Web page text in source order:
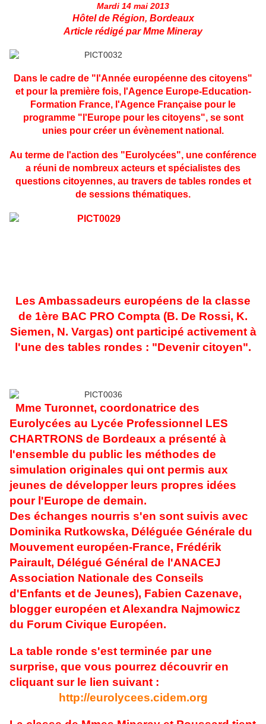
Mardi 14 mai 2013
Hôtel de Région, Bordeaux
Article rédigé par Mme Mineray
Dans le cadre de "l'Année européenne des citoyens"
et pour la première fois, l'Agence Europe-Education-
Formation France, l'Agence Française pour le
programme "l'Europe pour les citoyens", se sont
unies pour créer un évènement national.
Au terme de l'action des "Eurolycées", une conférence
a réuni de nombreux acteurs et spécialistes des
questions citoyennes, au travers de tables rondes et
de sessions thématiques.
Les Ambassadeurs européens de la classe
de 1ère BAC PRO Compta (B. De Rossi, K.
Siemen, N. Vargas) ont participé activement à
l'une des tables rondes : "Devenir citoyen".
Mme Turonnet, coordonatrice des
Eurolycées au Lycée Professionnel LES
CHARTRONS de Bordeaux a présenté à
l'ensemble du public les méthodes de
simulation originales qui ont permis aux
jeunes de développer leurs propres idées
pour l'Europe de demain.
Des échanges nourris s'en sont suivis avec
Dominika Rutkowska, Déléguée Générale du
Mouvement européen-France, Frédérik
Pairault, Délégué Général de l'ANACEJ
Association Nationale des Conseils
d'Enfants et de Jeunes), Fabien Cazenave,
blogger européen et Alexandra Najmowicz
du Forum Civique Européen.
La table ronde s'est terminée par une
surprise, que vous pourrez découvrir en
cliquant sur le lien suivant :
http://eurolycees.cidem.org